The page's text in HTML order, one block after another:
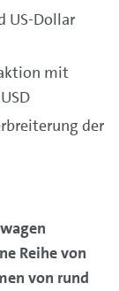
US-Dollar
mit
der
Reihe von
von rund